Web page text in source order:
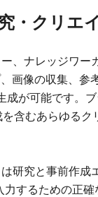
・クリエ
、ナレッジワ
画像の収集、
成が可能です。
含むあらゆる
研究と事前作成
するための正